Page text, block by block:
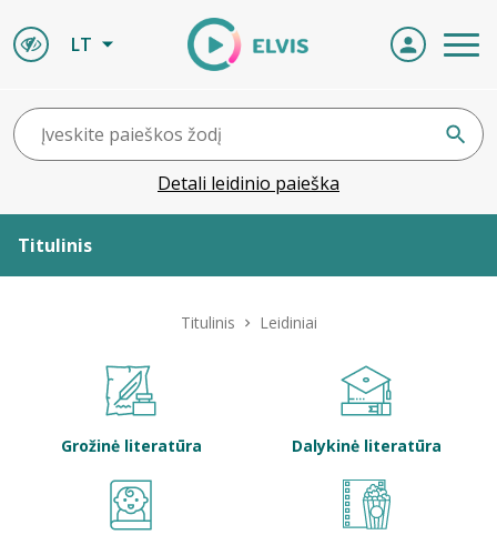
LT
Detali leidinio paieška
Titulinis
Titulinis Leidiniai
Grožinė literatūra Dalykinė literatūra